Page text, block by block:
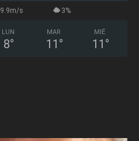
9.9m/s 3%
LUN
8°
MAR
11 °
MIÉ
11 °